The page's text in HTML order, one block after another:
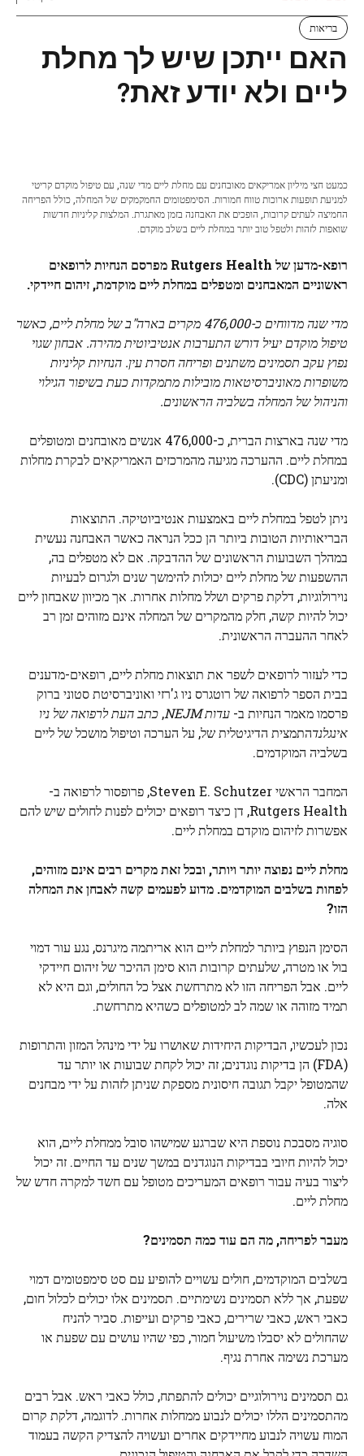
בריאות
האם ייתכן שיש לך מחלת
ליים ולא יודע זאת?
כמעט חצי מיליון אמריקאים מאובחנים עם מחלת ליים מדי שנה, עם טיפול מוקדם קריטי
למניעת תופעות ארוכות טווח חמורות. הסימפטומים החמקמקים של המחלה, כולל הפריחה
החמיצה לעתים קרובות, הופכים את האבחנה בזמן מאתגרת. המלצות קליניות חדשות
שואפות לזהות ולטפל טוב יותר במחלת ליים בשלב מוקדם.
רופא-מדען של Rutgers Health מפרסם הנחיות לרופאים
ראשוניים המאבחנים ומטפלים במחלת ליים מוקדמת, זיהום חיידקי.
מדי שנה מדווחים כ-476,000 מקרים בארה"ב של מחלת ליים, כאשר
טיפול מוקדם יעיל דורש התערבות אנטיביוטית מהירה. אבחון שגוי
נפוץ עקב תסמינים משתנים ופריחה חסרת עין. הנחיות קליניות
משופרות מאוניברסיטאות מובילות מתמקדות כעת בשיפור הגילוי
והניהול של המחלה בשלביה הראשונים.
מדי שנה בארצות הברית, כ-476,000 אנשים מאובחנים ומטופלים
במחלת ליים. ההערכה מגיעה מהמרכזים האמריקאים לבקרת מחלות
ומניעתן (CDC).
ניתן לטפל במחלת ליים באמצעות אנטיביוטיקה. התוצאות
הבריאותיות הטובות ביותר הן ככל הנראה כאשר האבחנה נעשית
במהלך השבועות הראשונים של ההדבקה. אם לא מטפלים בה,
ההשפעות של מחלת ליים יכולות להימשך שנים ולגרום לבעיות
נוירולוגיות, דלקת פרקים ושלל מחלות אחרות. אך מכיוון שאבחון ליים
יכול להיות קשה, חלק מהמקרים של המחלה אינם מזוהים זמן רב
לאחר ההעברה הראשונית.
כדי לעזור לרופאים לשפר את תוצאות מחלת ליים, רופאים-מדענים
בבית הספר לרפואה של רוטגרס ניו ג'רזי ואוניברסיטת סטוני ברוק
פרסמו מאמר הנחיות ב- עדות NEJM , כתב העת לרפואה של ניו
אינגלנדהתמצית הדיגיטלית של, על הערכה וטיפול מושכל של ליים
בשלביה המוקדמים.
המחבר הראשי Steven E. Schutzer, פרופסור לרפואה ב-
Rutgers Health, דן כיצד רופאים יכולים לפנות לחולים שיש להם
אפשרות לזיהום מוקדם במחלת ליים.
מחלת ליים נפוצה יותר ויותר, ובכל זאת מקרים רבים אינם מזוהים,
לפחות בשלבים המוקדמים. מדוע לפעמים קשה לאבחן את המחלה
הזו?
הסימן הנפוץ ביותר למחלת ליים הוא אריתמה מיגרנס, נגע עור דמוי
בול או מטרה, שלעתים קרובות הוא סימן ההיכר של זיהום חיידקי
ליים. אבל הפריחה הזו לא מתרחשת אצל כל החולים, וגם היא לא
תמיד מזוהה או שמה לב למטופלים כשהיא מתרחשת.
נכון לעכשיו, הבדיקות היחידות שאושרו על ידי מינהל המזון והתרופות
(FDA) הן בדיקות נוגדנים; זה יכול לקחת שבועות או יותר עד
שהמטופל יקבל תגובה חיסונית מספקת שניתן לזהות על ידי מבחנים
אלה.
סוגיה מסבכת נוספת היא שברגע שמישהו סובל ממחלת ליים, הוא
יכול להיות חיובי בבדיקות הנוגדנים במשך שנים עד החיים. זה יכול
ליצור בעיה עבור רופאים המעריכים מטופל עם חשד למקרה חדש של
מחלת ליים.
מעבר לפריחה, מה הם עוד כמה תסמינים?
בשלבים המוקדמים, חולים עשויים להופיע עם סט סימפטומים דמוי
שפעת, אך ללא תסמינים נשימתיים. תסמינים אלו יכולים לכלול חום,
כאבי ראש, כאבי שרירים, כאבי פרקים ועייפות. סביר להניח
שהחולים לא יסבלו משיעול חמור, כפי שהיו עושים עם שפעת או
מערכת נשימה אחרתנגיף.
גם תסמינים נוירולוגיים יכולים להתפתח, כולל כאבי ראש. אבל רבים
מהתסמינים הללו יכולים לנבוע ממחלות אחרות. לדוגמה, דלקת קרום
המוח עשויה לנבוע מחיידקים אחרים ועשויה להצדיק הקשה בעמוד